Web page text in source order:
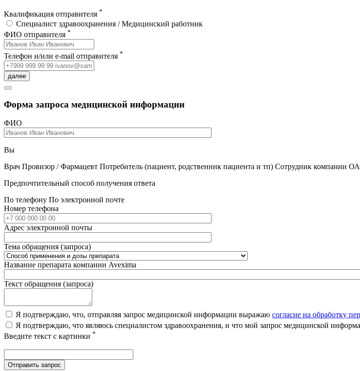
Квалификация отправителя *
Специалист здравоохранения / Медицинский работник
ФИО отправителя *
Телефон и/или e-mail отправителя *
далее
Форма запроса медицинской информации
ФИО
Вы
Врач Провизор / Фармацевт Потребитель (пациент, родственник пациента и тп) Сотрудник компании
Предпочтительный способ получения ответа
По телефону По электронной почте
Номер телефона
Адрес электронной почты
Тема обращения (запроса)
Название препарата компании Avexima
Текст обращения (запроса)
Я подтверждаю, что, отправляя запрос медицинской информации выражаю согласие на обработку
Я подтверждаю, что являюсь специалистом здравоохранения, и что мой запрос медицинской
Введите текст с картинки *
Отправить запрос